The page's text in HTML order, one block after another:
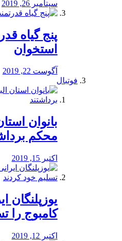
سپتامبر 26, 2019
پنج گیاه
استخوان
آگوست 22, 2019
فوتبال
بانوان
محكم
اکتبر 15, 2019
یوزپلنگان
کامبوج را
اکتبر 12, 2019